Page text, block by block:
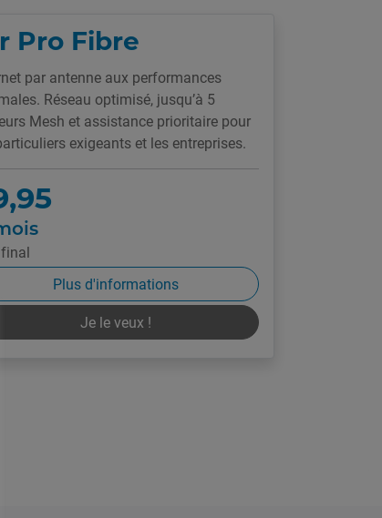
Pro Fibre
par antenne aux performances
Réseau optimisé, jusqu’à 5
Mesh et assistance prioritaire pour
exigeants et les entreprises.
Plus d'informations
Je le veux !